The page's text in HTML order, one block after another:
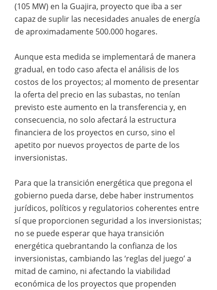
(105 MW) en la Guajira, proyecto que iba a ser
capaz de suplir las necesidades anuales de energía
de aproximadamente 500.000 hogares.
Aunque esta medida se implementará de manera
gradual, en todo caso afecta el análisis de los
costos de los proyectos; al momento de presentar
la oferta del precio en las subastas, no tenían
previsto este aumento en la transferencia y, en
consecuencia, no solo afectará la estructura
financiera de los proyectos en curso, sino el
apetito por nuevos proyectos de parte de los
inversionistas.
Para que la transición energética que pregona el
gobierno pueda darse, debe haber instrumentos
jurídicos, políticos y regulatorios coherentes entre
sí que proporcionen seguridad a los inversionistas;
no se puede esperar que haya transición
energética quebrantando la confianza de los
inversionistas, cambiando las ‘reglas del juego’ a
mitad de camino, ni afectando la viabilidad
económica de los proyectos que propenden